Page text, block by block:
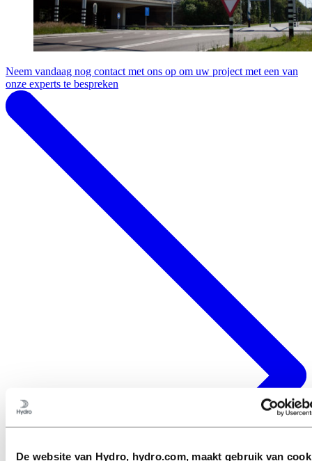
De website van Hydro, hydro.com, maakt gebruik van
Neem vandaag nog contact met ons op om uw project met een van
onze experts te bespreken